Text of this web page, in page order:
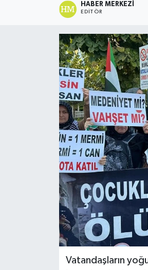
HABER MERKEZI
EDITÖR
Vatandaşların
GİZLİLİK SÖZLEŞMESİ
İLETİŞİM